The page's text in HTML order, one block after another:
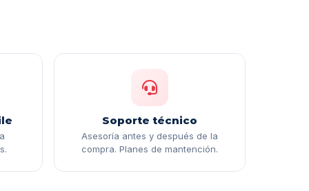
Soporte técnico
Asesoría antes y después de la
compra. Planes de mantención.